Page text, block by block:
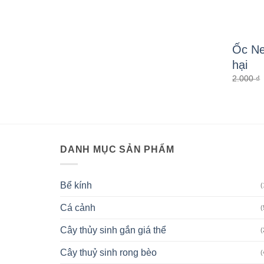
Ốc
hại
2.000₫
DANH MỤC SẢN PHẨM
Bể kính
Cá cảnh
Cây thủy sinh gắn giá thể
Cây thuỷ sinh rong bèo